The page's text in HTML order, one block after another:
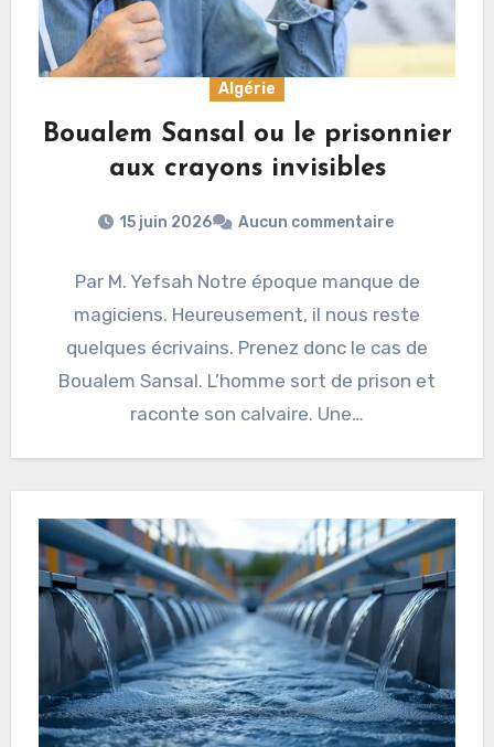
Algérie
Boualem Sansal ou le prisonnier
aux crayons invisibles
15 juin 2026 Aucun commentaire
Par M. Yefsah Notre époque manque de
magiciens. Heureusement, il nous reste
quelques écrivains. Prenez donc le cas de
Boualem Sansal. L’homme sort de prison et
raconte son calvaire. Une…